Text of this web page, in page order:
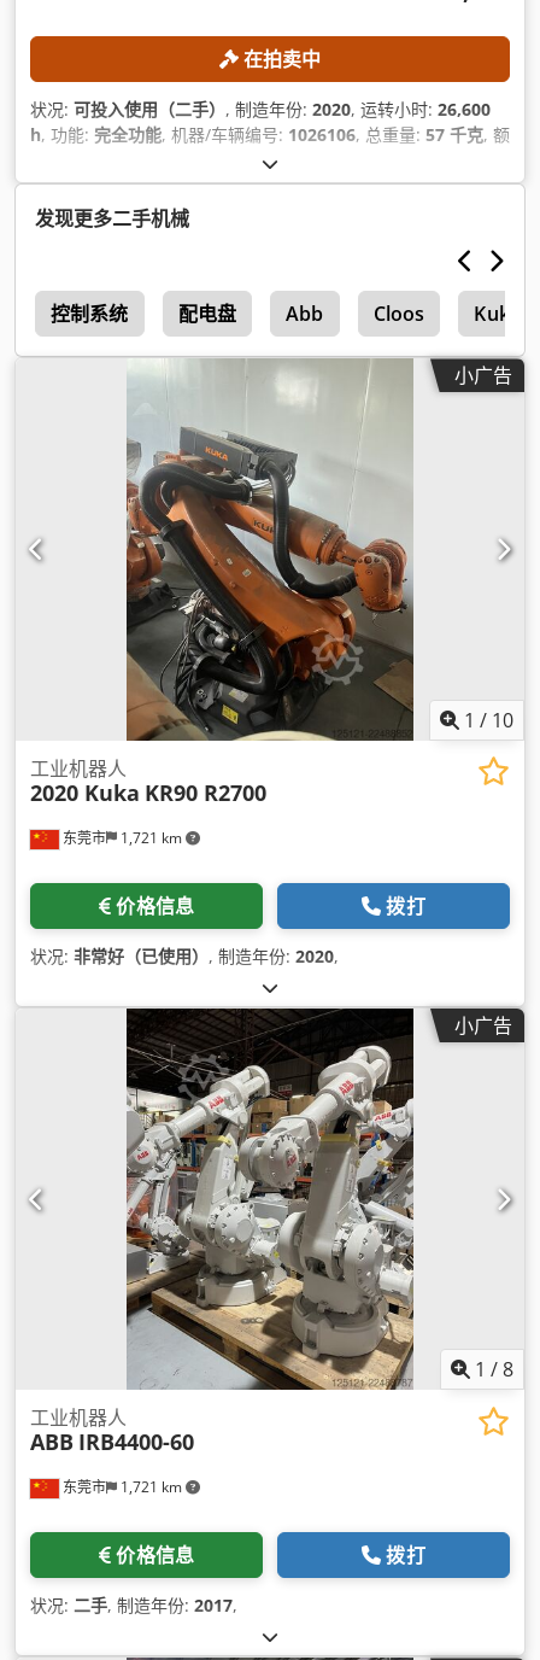
在拍卖中
状况: 可投入使用（二手） , 制造年份: 2020, 运转小时: 26,600
h, 功能: 完全功能, 机器/车辆编号: 1026106, 总重量: 57 千克, 额
1,101 毫米
compact, 重复精度:0.02 毫米,
发现更多二手机械
控制系统 配电盘 Abb Cloos Kuka
小广告
1 / 10
东莞市 1,721 km
工业机器人
2020 Kuka KR90 R2700
价格信息 拨打
状况: 非常好（已使用） , 制造年份: 2020,
小广告
1 /8
东莞市 1,721 km
工业机器人
ABB IRB4400-60
价格信息 拨打
状况: 二手, 制造年份: 2017,